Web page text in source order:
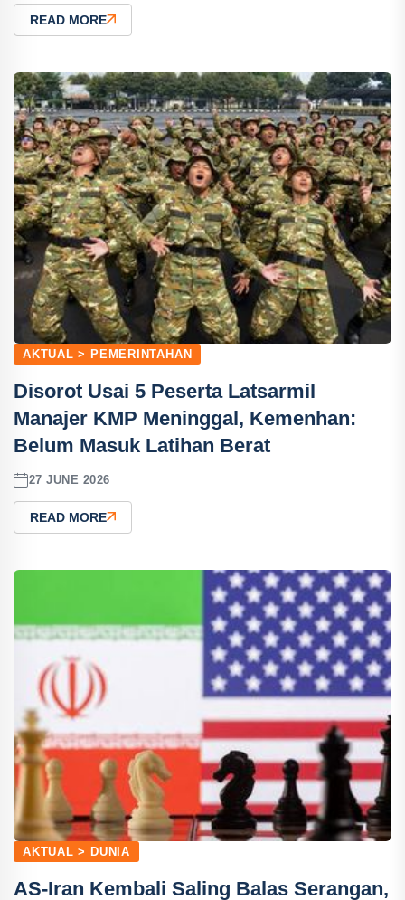
READ MORE
AKTUAL > PEMERINTAHAN
Disorot Usai 5 Peserta Latsarmil
Manajer KMP Meninggal, Kemenhan:
Belum Masuk Latihan Berat
27 JUNE 2026
READ MORE
AKTUAL > DUNIA
AS-Iran Kembali Saling Balas Serangan,